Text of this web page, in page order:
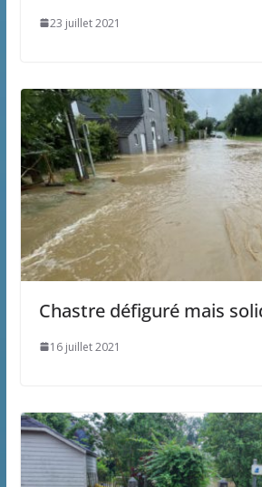
23 juillet 2021
Chastre défiguré mais
16 juillet 2021